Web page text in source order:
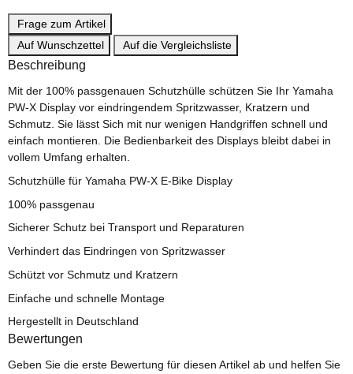
Frage zum Artikel
Auf Wunschzettel
Auf die Vergleichsliste
Beschreibung
Mit der 100% passgenauen Schutzhülle schützen Sie Ihr Yamaha
PW-X Display vor eindringendem Spritzwasser, Kratzern und
Schmutz. Sie lässt Sich mit nur wenigen Handgriffen schnell und
einfach montieren. Die Bedienbarkeit des Displays bleibt dabei in
vollem Umfang erhalten.
Schutzhülle für Yamaha PW-X E-Bike Display
100% passgenau
Sicherer Schutz bei Transport und Reparaturen
Verhindert das Eindringen von Spritzwasser
Schützt vor Schmutz und Kratzern
Einfache und schnelle Montage
Hergestellt in Deutschland
Bewertungen
Geben Sie die erste Bewertung für diesen Artikel ab und helfen Sie